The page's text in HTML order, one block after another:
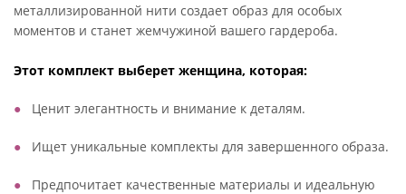
металлизированной нити создает образ для особых
моментов и станет жемчужиной вашего гардероба.
Этот комплект выберет женщина, которая:
Ценит элегантность и внимание к деталям.
Ищет уникальные комплекты для завершенного образа.
Предпочитает качественные материалы и идеальную